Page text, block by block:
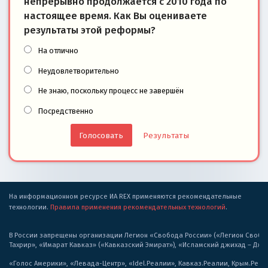
настоящее время. Как Вы оцениваете
результаты этой реформы?
На отлично
Неудовлетворительно
Не знаю, поскольку процесс не завершён
Посредственно
Результаты
На информационном ресурсе ИА REX применяются рекомендательные
технологии. Правила применения рекомендательных технологий.
В России запрещены организации Легион «Свобода России» («Легион
Тахрир», «Имарат Кавказ» («Кавказский Эмират»), «Исламский джихад –
«Голос Америки», «Левада-Центр», «Idel.Реалии», Кавказ.Реалии,